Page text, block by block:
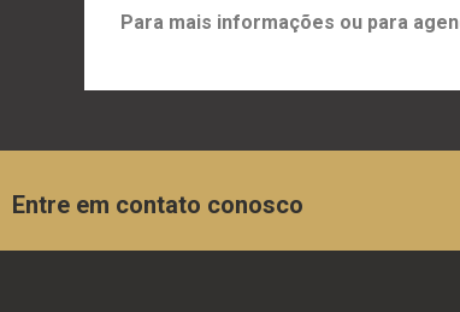
Para mais informações ou para
Entre em contato conosco